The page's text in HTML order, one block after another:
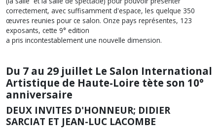
correctement, avec suffisamment d'espace, les quelque 350
œuvres reunies pour ce salon. Onze pays représentes, 123
exposants, cette 9° edition
a pris incontestablement une nouvelle dimension.
Du 7 au 29 juillet Le Salon International
Artistique de Haute-Loire tète son 10°
anniversaire
DEUX INVITES D'HONNEUR; DIDIER
SARCIAT ET JEAN-LUC LACOMBE